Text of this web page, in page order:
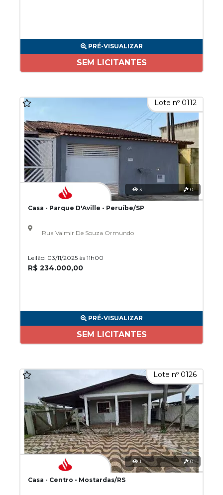
PRÉ-VISUALIZAR
SEM LICITANTES
Lote nº 0112
3 0
Casa - Parque D'Aville - Peruíbe/SP
Rua Valmir De Souza Ormundo
Leilão: 03/11/2025 às 11h00
R$ 234.000,00
PRÉ-VISUALIZAR
SEM LICITANTES
Lote nº 0126
1 0
Casa - Centro - Mostardas/RS